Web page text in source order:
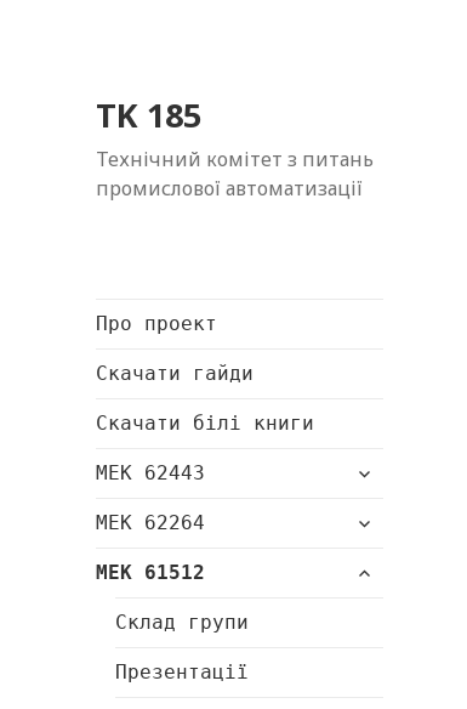
TK 185
Технічний комітет з питань
промислової автоматизації
Про проект
Скачати гайди
Скачати білі книги
МЕК 62443
розгорнути
МЕК 62264
розгорнути
МЕК 61512
розгорнути
Склад групи
Презентації